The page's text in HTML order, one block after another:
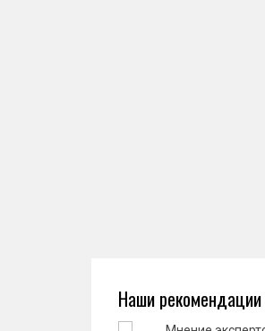
Наши рекомендации